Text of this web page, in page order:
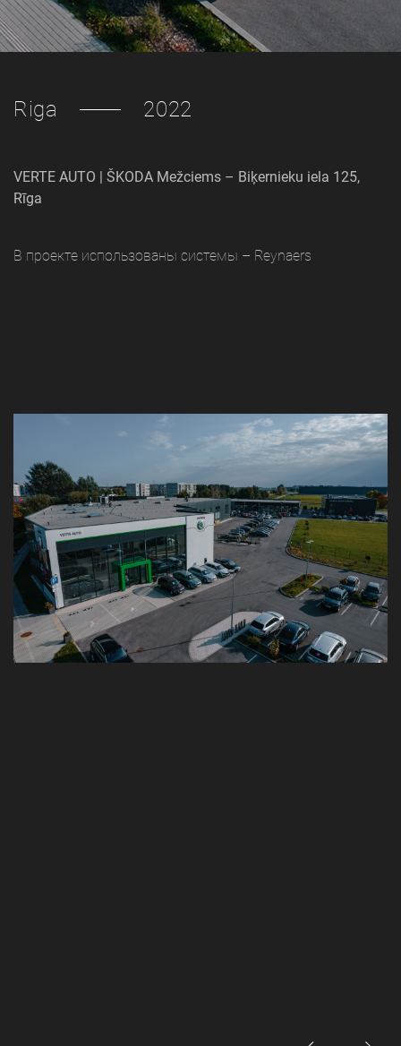
Riga 2022
VERTE AUTO | ŠKODA Mežciems – Biķernieku iela 125,
Rīga
В проекте использованы системы – Reynaers